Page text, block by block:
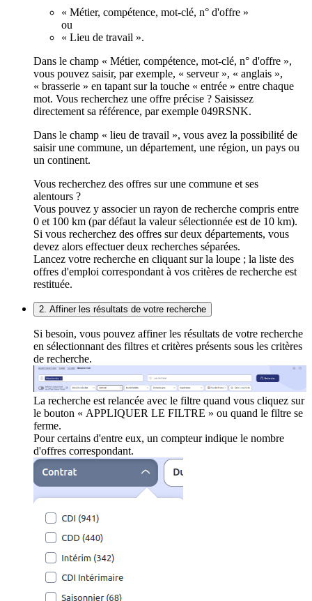
« Métier, compétence, mot-clé, n° d'offre »
ou
« Lieu de travail ».
Dans le champ « Métier, compétence, mot-clé, n° d'offre »,
vous pouvez saisir, par exemple, « serveur », « anglais »,
« brasserie » en tapant sur la touche « entrée » entre chaque
mot. Vous recherchez une offre précise ? Saisissez
directement sa référence, par exemple 049RSNK.
Dans le champ « lieu de travail », vous avez la possibilité de
saisir une commune, un département, une région, un pays ou
un continent.
Vous recherchez des offres sur une commune et ses
alentours ?
Vous pouvez y associer un rayon de recherche compris entre
0 et 100 km (par défaut la valeur sélectionnée est de 10 km).
Si vous recherchez des offres sur deux départements, vous
devez alors effectuer deux recherches séparées.
Lancez votre recherche en cliquant sur la loupe ; la liste des
offres d'emploi correspondant à vos critères de recherche est
restituée.
2. Affiner les résultats de votre recherche
Si besoin, vous pouvez affiner les résultats de votre recherche
en sélectionnant des filtres et critères présents sous les critères
de recherche.
La recherche est relancée avec le filtre quand vous cliquez sur
le bouton « APPLIQUER LE FILTRE » ou quand le filtre se
ferme.
Pour certains d'entre eux, un compteur indique le nombre
d'offres correspondant.